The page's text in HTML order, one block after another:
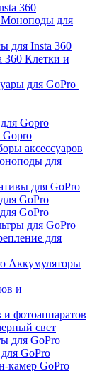
360
Моноподы для
для Insta 360
Клетки и
для GoPro
Gopro
аксессуаров
для
для GoPro
GoPro
GoPro
для GoPro
для
Аккумуляторы
и фотоаппаратов
свет
для GoPro
GoPro